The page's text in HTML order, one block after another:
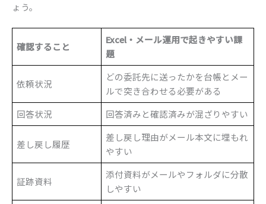
ょう。
確認すること
Excel ・メール運用で起きやすい課
題
依頼状況
どの委託先に送ったかを台帳とメー
ルで突き合わせる必要がある
回答状況
回答済みと確認済みが混ざりやすい
差し戻し履歴
差し戻し理由がメール本文に埋もれ
やすい
証跡資料
添付資料がメールやフォルダに分散
しやすい